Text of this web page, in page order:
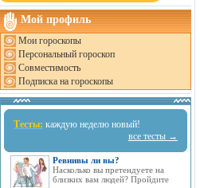
Мой профиль
Мои гороскопы
Персональный гороскоп
Совместимость
Подписка на гороскопы
Тесты: каждую неделю новый!
все тесты →
Ревнивы ли вы?
Насколько вы претендуете на
близких вам людей? Пройдите